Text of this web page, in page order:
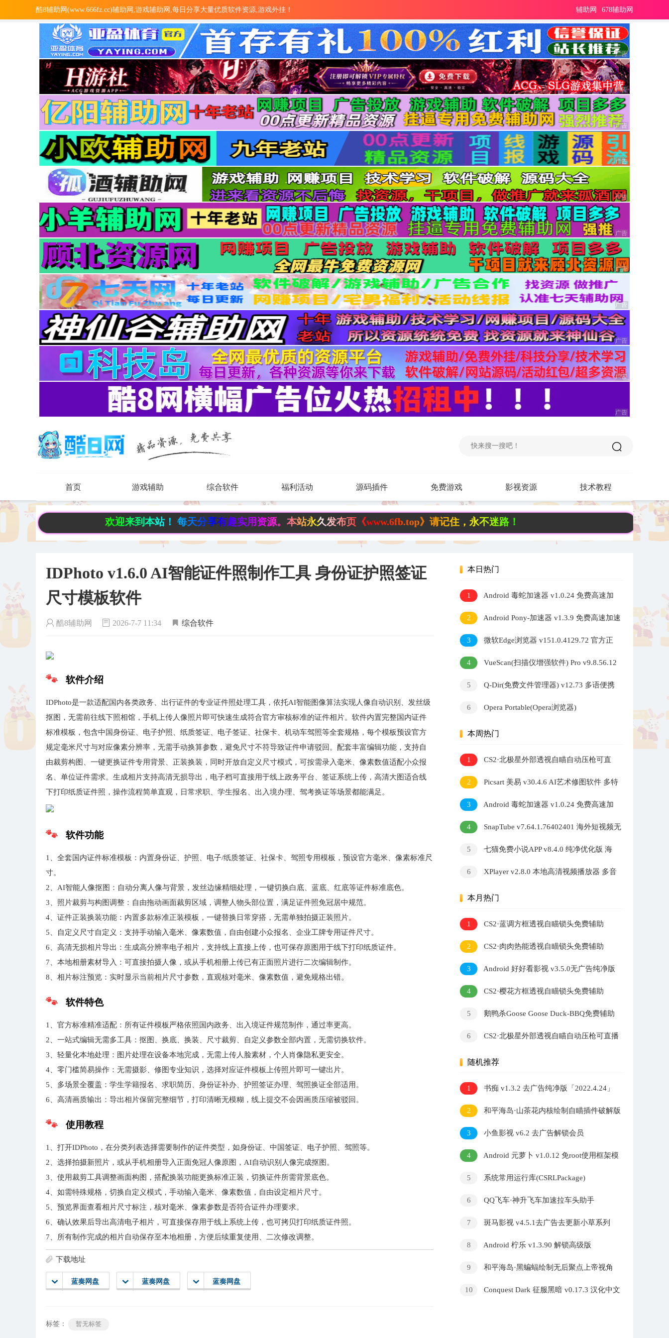
酷8辅助网(www.666fz.cc)辅助网,游戏辅助网,每日分享大量优质软件资源,游戏外挂！ 678辅助网
辅助网
首页 游戏辅助 综合软件 福利活动 源码插件 免费游戏 影视资源 技术教程
欢迎来到本站！ 每天分享有趣实用资源。本站永久发布页《www.6fb.top》请记住，永不迷路！
IDPhoto v1.6.0 AI智能证件照制作工具 身份证护照签证
尺寸模板软件
酷8辅助网 2026-7-7 11:34 综合软件
软件介绍
IDPhoto是一款适配国内各类政务、出行证件的专业证件照处理工具，依托AI智能图像算法实现人像自动识别、发丝级
抠图，无需前往线下照相馆，手机上传人像照片即可快速生成符合官方审核标准的证件相片。软件内置完整国内证件
标准模板，包含中国身份证、电子护照、纸质签证、电子签证、社保卡、机动车驾照等全套规格，每个模板预设官方
规定毫米尺寸与对应像素分辨率，无需手动换算参数，避免尺寸不符导致证件申请驳回。配套丰富编辑功能，支持自
由裁剪构图、一键更换证件专用背景、正装换装，同时开放自定义尺寸模式，可按需录入毫米、像素数值适配小众报
名、单位证件需求。生成相片支持高清无损导出，电子档可直接用于线上政务平台、签证系统上传，高清大图适合线
下打印纸质证件照，操作流程简单直观，日常求职、学生报名、出入境办理、驾考换证等场景都能满足。
软件功能
1、全套国内证件标准模板：内置身份证、护照、电子/纸质签证、社保卡、驾照专用模板，预设官方毫米、像素标准尺
寸。
2、AI智能人像抠图：自动分离人像与背景，发丝边缘精细处理，一键切换白底、蓝底、红底等证件标准底色。
3、照片裁剪与构图调整：自由拖动画面裁剪区域，调整人物头部位置，满足证件照免冠居中规范。
4、证件正装换装功能：内置多款标准正装模板，一键替换日常穿搭，无需单独拍摄正装照片。
5、自定义尺寸自定义：支持手动输入毫米、像素数值，自由创建小众报名、企业工牌专用证件尺寸。
6、高清无损相片导出：生成高分辨率电子相片，支持线上直接上传，也可保存原图用于线下打印纸质证件。
7、本地相册素材导入：可直接拍摄人像，或从手机相册上传已有正面照片进行二次编辑制作。
8、相片标注预览：实时显示当前相片尺寸参数，直观核对毫米、像素数值，避免规格出错。
软件特色
1、官方标准精准适配：所有证件模板严格依照国内政务、出入境证件规范制作，通过率更高。
2、一站式编辑无需多工具：抠图、换底、换装、尺寸裁剪、自定义参数全部内置，无需切换软件。
3、轻量化本地处理：图片处理在设备本地完成，无需上传人脸素材，个人肖像隐私更安全。
4、零门槛简易操作：无需摄影、修图专业知识，选择对应证件模板上传照片即可一键出片。
5、多场景全覆盖：学生学籍报名、求职简历、身份证补办、护照签证办理、驾照换证全部适用。
6、高清画质输出：导出相片保留完整细节，打印清晰无模糊，线上提交不会因画质压缩被驳回。
使用教程
1、打开IDPhoto，在分类列表选择需要制作的证件类型，如身份证、中国签证、电子护照、驾照等。
2、选择拍摄新照片，或从手机相册导入正面免冠人像原图，AI自动识别人像完成抠图。
3、使用裁剪工具调整画面构图，搭配换装功能更换标准正装，切换证件所需背景底色。
4、如需特殊规格，切换自定义模式，手动输入毫米、像素数值，自由设定相片尺寸。
5、预览界面查看相片尺寸标注，核对毫米、像素参数是否符合证件办理要求。
6、确认效果后导出高清电子相片，可直接保存用于线上系统上传，也可拷贝打印纸质证件照。
7、所有制作完成的相片自动保存至本地相册，方便后续重复使用、二次修改调整。
下载地址
蓝奏网盘 蓝奏网盘 蓝奏网盘
标签： 暂无标签
本日热门
1
Android 毒蛇加速器 v1.0.24 免费高速加
速器
2
Android Pony-加速器 v1.3.9 免费高速加速
器
3
微软Edge浏览器 v151.0.4129.72 官方正
式版
4
VueScan(扫描仪增强软件) Pro v9.8.56.12
5
Q-Dir(免费文件管理器) v12.73 多语便携
6
Opera Portable(Opera浏览器)
本周热门
1
CS2·北极星外部透视自瞄自动压枪可直
播 v2.7.3
2
Picsart 美易 v30.4.6 AI艺术修图软件 多特
效照片编辑工具
3
Android 毒蛇加速器 v1.0.24 免费高速加
速器
4
SnapTube v7.64.1.76402401 海外短视频无
5
七猫免费小说APP v8.4.0 纯净优化版 海
6
XPlayer v2.8.0 本地高清视频播放器 多音
本月热门
1 CS2·蓝调方框透视自瞄锁头免费辅助
2 CS2·肉肉热能透视自瞄锁头免费辅助
3 Android 好好看影视 v3.5.0无广告纯净版
4 CS2·樱花方框透视自瞄锁头免费辅助
5
鹅鸭杀Goose Goose Duck-BBQ免费辅助
6
CS2·北极星外部透视自瞄自动压枪可直播
随机推荐
1 书痴 v1.3.2 去广告纯净版「2022.4.24」
2 和平海岛·山茶花内核绘制自瞄插件破解版
3 小鱼影视 v6.2 去广告解锁会员
4
Android 元萝卜 v1.0.12 免root使用框架模
5
系统常用运行库(CSRLPackage)
6
QQ飞车·神升飞车加速拉车头助手
7 斑马影视 v4.5.1去广告去更新小草系列
8 Android 柠乐 v1.3.90 解锁高级版
9
和平海岛·黑蝙蝠绘制无后聚点上帝视角
10
Conquest Dark 征服黑暗 v0.17.3 汉化中文